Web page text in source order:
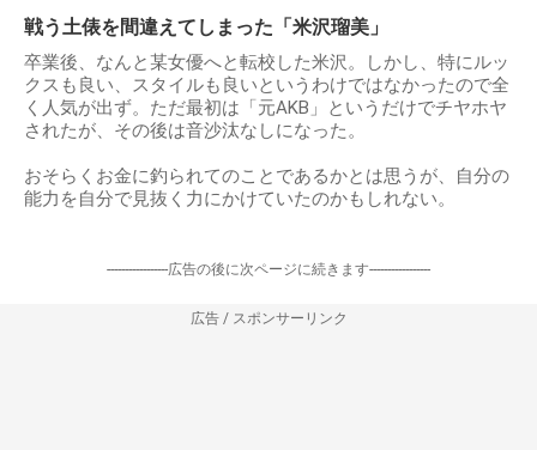
戦う土俵を間違えてしまった「米沢瑠美」
卒業後、なんと某女優へと転校した米沢。しかし、特にルッ
クスも良い、スタイルも良いというわけではなかったので全
く人気が出ず。ただ最初は「元AKB」というだけでチヤホヤ
されたが、その後は音沙汰なしになった。
おそらくお金に釣られてのことであるかとは思うが、自分の
能力を自分で見抜く力にかけていたのかもしれない。
-----------------広告の後に次ページに続きます-----------------
広告 / スポンサーリンク